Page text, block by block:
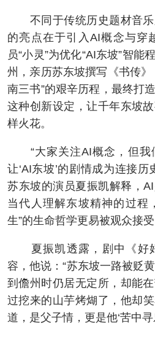
不同于传统历史题材音乐
的亮点在于引入AI概念与穿
员“小灵”为优化“AI东坡”智能
州，亲历苏东坡撰写《书传
南三书”的艰辛历程，最终打
这种创新设定，让千年东坡
样火花。
“大家关注AI概念，但我
让‘AI东坡’的剧情成为连接
苏东坡的演员夏振凯解释，
当代人理解东坡精神的过程
生”的生命哲学更易被观众接受
夏振凯透露，剧中《好
容，他说：“苏东坡一路被贬
到儋州时仍居无定所，却能
过挖来的山芋烤煳了，他却笑
道，是父子情，更是他‘苦中寻